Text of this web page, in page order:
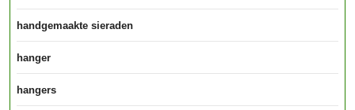
handgemaakte sieraden
hanger
hangers